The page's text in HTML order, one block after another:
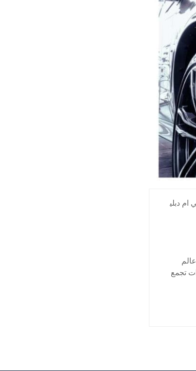
ام دبلي
تجمع